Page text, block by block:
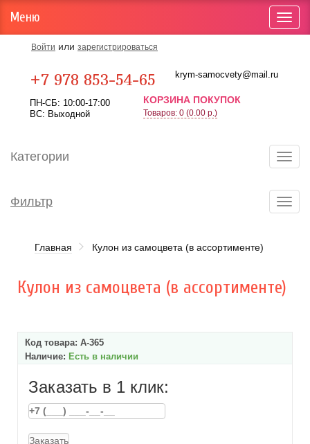
Войти или зарегистрироваться
+7 978 853-54-65 krym-samocvety@mail.ru
ПН-СБ: 10:00-17:00
ВС: Выходной
КОРЗИНА ПОКУПОК
Товаров: 0 (0.00 р.)
Меню
Категории
Фильтр
Главная Кулон из самоцвета (в ассортименте)
Кулон из самоцвета (в ассортименте)
Код товара: А-365
Наличие: Есть в наличии
Заказать в 1 клик:
Заказать